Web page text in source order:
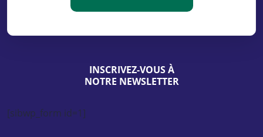
INSCRIVEZ-VOUS À
NOTRE NEWSLETTER
[sibwp_form id=1]